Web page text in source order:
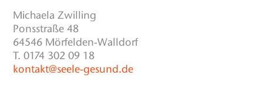
Michaela Zwilling
Ponsstraße 48
64546 Mörfelden-Walldorf
T. 0174 302 09 18
kontakt@seele-gesund.de